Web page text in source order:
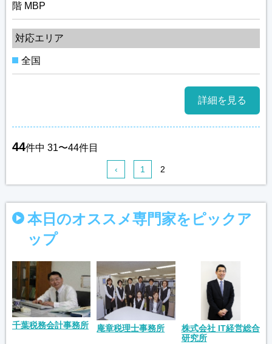
階 MBP
対応エリア
全国
詳細を見る
44件中 31〜44件目
‹ 1 2
本日のオススメ専門家をピックア
ップ
千葉税務会計事務所 庵章税理士事務所
株式会社 IT経営総合
研究所